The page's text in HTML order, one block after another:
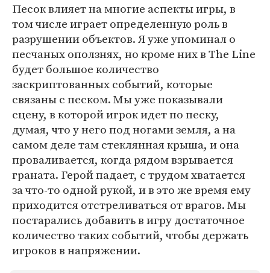
Песок влияет на многие аспекты игры, в
том числе играет определенную роль в
разрушении объектов. Я уже упоминал о
песчаных оползнях, но кроме них в The Line
будет большое количество
заскриптованных событий, которые
связаны с песком. Мы уже показывали
сцену, в которой игрок идет по песку,
думая, что у него под ногами земля, а на
самом деле там стеклянная крыша, и она
проваливается, когда рядом взрывается
граната. Герой падает, с трудом хватается
за что-то одной рукой, и в это же время ему
приходится отстреливаться от врагов. Мы
постарались добавить в игру достаточное
количество таких событий, чтобы держать
игроков в напряжении.